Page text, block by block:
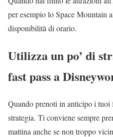
per esempio lo Space Mountain
disponibilità di orario.
Utilizza un po’ di
fast pass a
Quando prenoti in anticipo i tuoi
strategia. Ti conviene sempre
mattina anche se non troppo